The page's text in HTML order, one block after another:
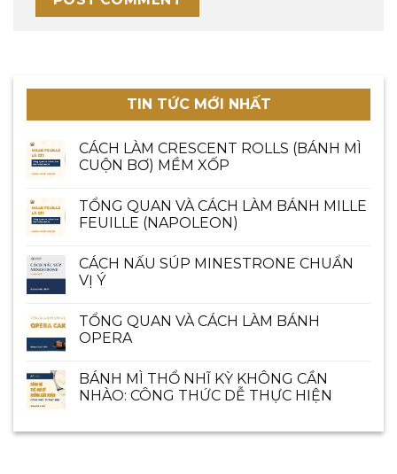
TIN TỨC MỚI NHẤT
CÁCH LÀM CRESCENT ROLLS (BÁNH MÌ
CUỘN BƠ) MỀM XỐP
TỔNG QUAN VÀ CÁCH LÀM BÁNH MILLE
FEUILLE (NAPOLEON)
CÁCH NẤU SÚP MINESTRONE CHUẨN
VỊ Ý
TỔNG QUAN VÀ CÁCH LÀM BÁNH
OPERA
BÁNH MÌ THỔ NHĨ KỲ KHÔNG CẦN
NHÀO: CÔNG THỨC DỄ THỰC HIỆN